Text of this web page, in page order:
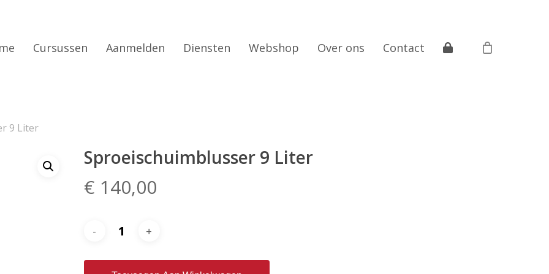
Cursussen Aanmelden Diensten Webshop Over ons Contact
9 Liter
Sproeischuimblusser 9 Liter
€ 140,00